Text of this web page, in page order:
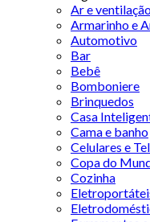
Ar e
Armarinho e
Automotivo
Bar
Bebê
Bomboniere
Brinquedos
Casa
Cama e banho
Celulares e
Copa do
Cozinha